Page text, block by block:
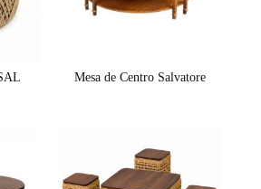
Mesa de Centro Salvatore